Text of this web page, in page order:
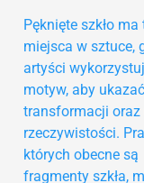
Pęknięte szkło
miejsca w sztuce,
artyści
motyw, aby
transformacji
rzeczywistości.
których obecne są
fragmenty szkła,